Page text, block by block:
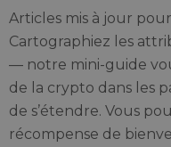
Articles mis à jour
Cartographiez les
— notre mini-guide
de la crypto dans les
de s’étendre. Vous
récompense de